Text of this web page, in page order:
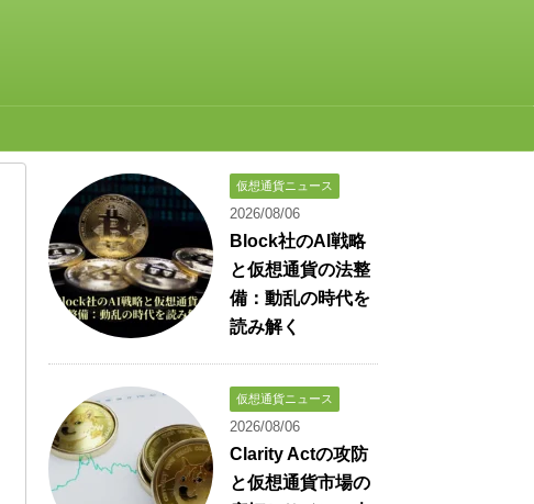
仮想通貨ニュース
2026/08/06
Block社のAI戦略
と仮想通貨の法整
備：動乱の時代を
読み解く
仮想通貨ニュース
2026/08/06
Clarity Actの攻防
と仮想通貨市場の